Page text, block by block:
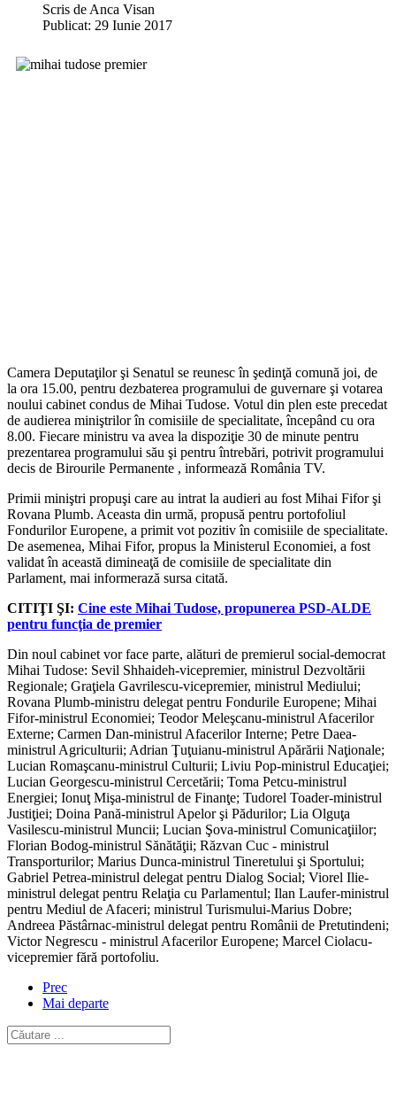
Scris de Anca Visan
Publicat: 29 Iunie 2017
Camera Deputaţilor şi Senatul se reunesc în şedinţă comună joi, de
la ora 15.00, pentru dezbaterea programului de guvernare şi votarea
noului cabinet condus de Mihai Tudose. Votul din plen este precedat
de audierea miniştrilor în comisiile de specialitate, începând cu ora
8.00. Fiecare ministru va avea la dispoziţie 30 de minute pentru
prezentarea programului său şi pentru întrebări, potrivit programului
decis de Birourile Permanente , informează România TV.
Primii miniştri propuşi care au intrat la audieri au fost Mihai Fifor şi
Rovana Plumb. Aceasta din urmă, propusă pentru portofoliul
Fondurilor Europene, a primit vot pozitiv în comisiile de specialitate.
De asemenea, Mihai Fifor, propus la Ministerul Economiei, a fost
validat în această dimineaţă de comisiile de specialitate din
Parlament, mai informerază sursa citată.
CITIŢI ŞI: Cine este Mihai Tudose, propunerea PSD-ALDE
pentru funcţia de premier
Din noul cabinet vor face parte, alături de premierul social-democrat
Mihai Tudose: Sevil Shhaideh-vicepremier, ministrul Dezvoltării
Regionale; Graţiela Gavrilescu-vicepremier, ministrul Mediului;
Rovana Plumb-ministru delegat pentru Fondurile Europene; Mihai
Fifor-ministrul Economiei; Teodor Meleşcanu-ministrul Afacerilor
Externe; Carmen Dan-ministrul Afacerilor Interne; Petre Daea-
ministrul Agriculturii; Adrian Ţuţuianu-ministrul Apărării Naţionale;
Lucian Romaşcanu-ministrul Culturii; Liviu Pop-ministrul Educaţiei;
Lucian Georgescu-ministrul Cercetării; Toma Petcu-ministrul
Energiei; Ionuţ Mişa-ministrul de Finanţe; Tudorel Toader-ministrul
Justiţiei; Doina Pană-ministrul Apelor şi Pădurilor; Lia Olguţa
Vasilescu-ministrul Muncii; Lucian Şova-ministrul Comunicaţiilor;
Florian Bodog-ministrul Sănătăţii; Răzvan Cuc - ministrul
Transporturilor; Marius Dunca-ministrul Tineretului şi Sportului;
Gabriel Petrea-ministrul delegat pentru Dialog Social; Viorel Ilie-
ministrul delegat pentru Relaţia cu Parlamentul; Ilan Laufer-ministrul
pentru Mediul de Afaceri; ministrul Turismului-Marius Dobre;
Andreea Păstârnac-ministrul delegat pentru Românii de Pretutindeni;
Victor Negrescu - ministrul Afacerilor Europene; Marcel Ciolacu-
vicepremier fără portofoliu.
Prec
Mai departe